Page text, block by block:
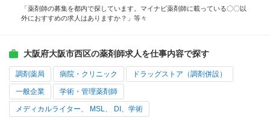
「薬剤師の募集を都内で探しています。マイナビ薬剤師に載っている〇〇以
外におすすめの求人はありますか？」等々
大阪府大阪市西区の薬剤師求人を仕事内容で探す
調剤薬局 病院・クリニック ドラッグストア（調剤併設）
一般企業 学術・管理薬剤師
メディカルライター、 MSL、 DI、学術